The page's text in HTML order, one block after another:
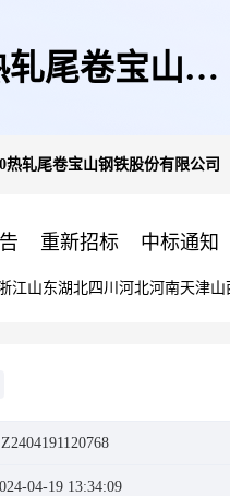
轧尾卷宝山钢
热轧尾卷宝山钢铁股份有限公司
重新招标 中标通知
江山东湖北四川 河北河南天津山
04-19 13:34:09